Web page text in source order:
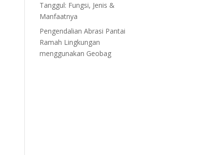
Tanggul: Fungsi, Jenis &
Manfaatnya
Pengendalian Abrasi Pantai
Ramah Lingkungan
menggunakan Geobag